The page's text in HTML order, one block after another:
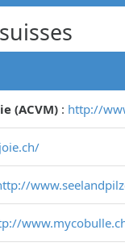
(ACVM) : http://